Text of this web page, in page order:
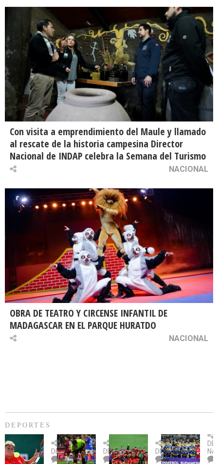
Con visita a emprendimiento del Maule y llamado
al rescate de la historia campesina Director
Nacional de INDAP celebra la Semana del Turismo
NACIONAL
OBRA DE TEATRO Y CIRCENSE INFANTIL DE
MADAGASCAR EN EL PARQUE HURATDO
NACIONAL
DEPORTES
Billie
Jean
King
DEPORTES
U.
Católica
fue
DEPORTES
Copa
Sudamericana:
U.
DEPORTES
un